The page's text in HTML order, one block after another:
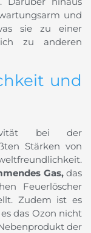
und
sie zu einer
zu anderen
und
bei der
Stärken von
Gas,das
Feuerlöscher
Zudem ist es
das Ozon nicht
der